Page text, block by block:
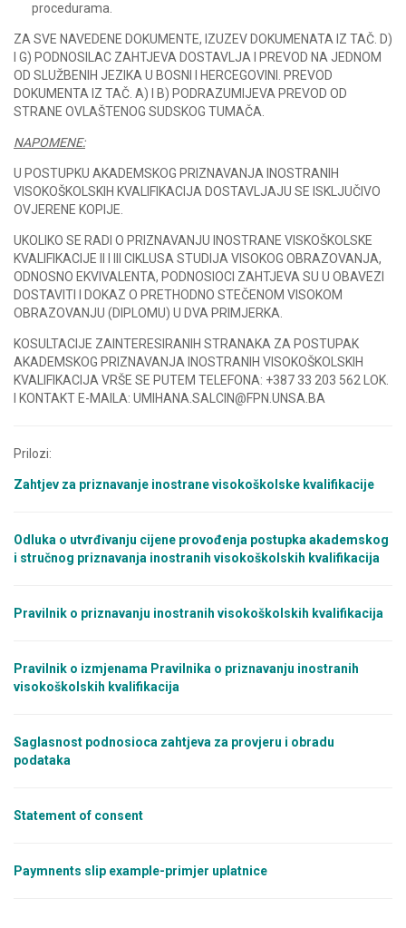
procedurama.
ZA SVE NAVEDENE DOKUMENTE, IZUZEV DOKUMENATA IZ TAČ. D)
I G) PODNOSILAC ZAHTJEVA DOSTAVLJA I PREVOD NA JEDNOM
OD SLUŽBENIH JEZIKA U BOSNI I HERCEGOVINI. PREVOD
DOKUMENTA IZ TAČ. A) I B) PODRAZUMIJEVA PREVOD OD
STRANE OVLAŠTENOG SUDSKOG TUMAČA.
NAPOMENE:
U POSTUPKU AKADEMSKOG PRIZNAVANJA INOSTRANIH
VISOKOŠKOLSKIH KVALIFIKACIJA DOSTAVLJAJU SE ISKLJUČIVO
OVJERENE KOPIJE.
UKOLIKO SE RADI O PRIZNAVANJU INOSTRANE VISKOŠKOLSKE
KVALIFIKACIJE II I III CIKLUSA STUDIJA VISOKOG OBRAZOVANJA,
ODNOSNO EKVIVALENTA, PODNOSIOCI ZAHTJEVA SU U OBAVEZI
DOSTAVITI I DOKAZ O PRETHODNO STEČENOM VISOKOM
OBRAZOVANJU (DIPLOMU) U DVA PRIMJERKA.
KOSULTACIJE ZAINTERESIRANIH STRANAKA ZA POSTUPAK
AKADEMSKOG PRIZNAVANJA INOSTRANIH VISOKOŠKOLSKIH
KVALIFIKACIJA VRŠE SE PUTEM TELEFONA: +387 33 203 562 LOK.
I KONTAKT E-MAILA: UMIHANA.SALCIN@FPN.UNSA.BA
Prilozi:
Zahtjev za priznavanje inostrane visokoškolske kvalifikacije
Odluka o utvrđivanju cijene provođenja postupka akademskog
i stručnog priznavanja inostranih visokoškolskih kvalifikacija
Pravilnik o priznavanju inostranih visokoškolskih kvalifikacija
Pravilnik o izmjenama Pravilnika o priznavanju inostranih
visokoškolskih kvalifikacija
Saglasnost podnosioca zahtjeva za provjeru i obradu
podataka
Statement of consent
Paymnents slip example-primjer uplatnice